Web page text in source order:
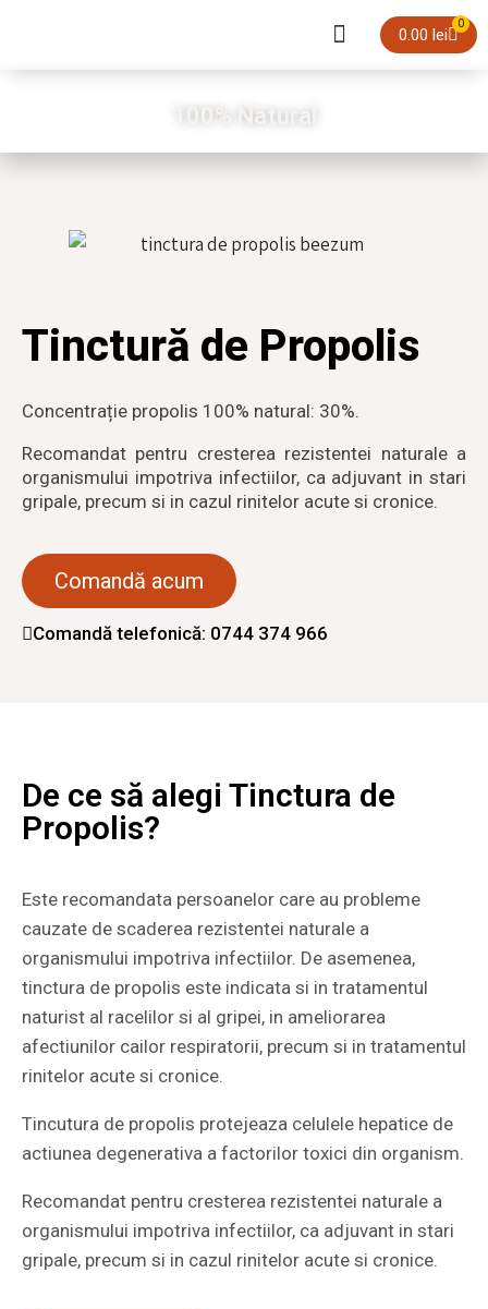
0.00 lei
0
100% Natural
Tinctură de Propolis
Concentrație propolis 100% natural: 30%.
Recomandat pentru cresterea rezistentei naturale a
organismului impotriva infectiilor, ca adjuvant in stari
gripale, precum si in cazul rinitelor acute si cronice.
Comandă acum
Comandă telefonică: 0744 374 966
De ce să alegi Tinctura de
Propolis?
Este recomandata persoanelor care au probleme
cauzate de scaderea rezistentei naturale a
organismului impotriva infectiilor. De asemenea,
tinctura de propolis este indicata si in tratamentul
naturist al racelilor si al gripei, in ameliorarea
afectiunilor cailor respiratorii, precum si in tratamentul
rinitelor acute si cronice.
Tincutura de propolis protejeaza celulele hepatice de
actiunea degenerativa a factorilor toxici din organism.
Recomandat pentru cresterea rezistentei naturale a
organismului impotriva infectiilor, ca adjuvant in stari
gripale, precum si in cazul rinitelor acute si cronice.